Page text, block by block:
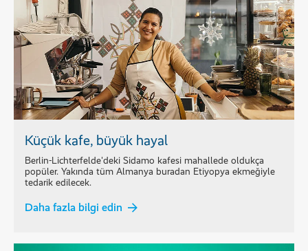
Küçük kafe, büyük hayal
Berlin-Lichterfelde'deki Sidamo kafesi mahallede oldukça
popüler. Yakında tüm Almanya buradan Etiyopya ekmeğiyle
tedarik edilecek.
Daha fazla bilgi edin